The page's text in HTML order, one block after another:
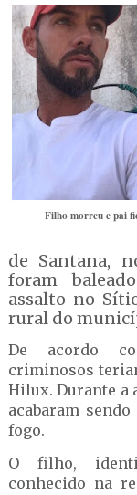
Filho morreu e pai
de Santana,
foram
assalto no
rural do
De acordo
criminosos
Hilux. Durante a
acabaram
fogo.
O filho,
conhecido na